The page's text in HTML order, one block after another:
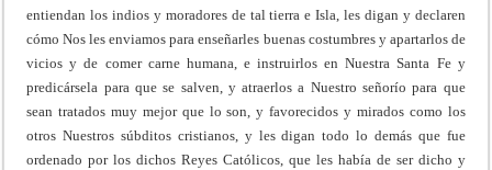
entiendan los indios y moradores de tal tierra e Isla, les digan y declaren
cómo Nos les enviamos para enseñarles buenas costumbres y apartarlos de
vicios y de comer carne humana, e instruirlos en Nuestra Santa Fe y
predicársela para que se salven, y atraerlos a Nuestro señorío para que
sean tratados muy mejor que lo son, y favorecidos y mirados como los
otros Nuestros súbditos cristianos, y les digan todo lo demás que fue
ordenado por los dichos Reyes Católicos, que les había de ser dicho y